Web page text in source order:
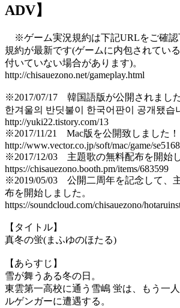
ADV】
※ゲーム実況規約は下記URLをご確認
規約が最新です(ゲームに内包されてい
付いていない場合があります)。
http://chisauezono.net/gameplay.html
※2017/07/17 韓国語版が公開されました
한겨울의 반딧불이 한국어판이 공개됐습
http://yuki22.tistory.com/13
※2017/11/21 Mac版を公開致しました！
http://www.vector.co.jp/soft/mac/game/
※2017/12/03 主題歌の無料配布を開始し
https://chisauezono.booth.pm/items/683599
※2019/05/03 公開二周年を記念して、
布を開始しました。
https://soundcloud.com/chisauezono/
【タイトル】
真冬の蛍(まふゆのほたる)
【あらすじ】
雪が舞うある冬の日。
東雲第一高校に通う雪嶋 蛍は、もう一
ルゲンガーに遭遇する。